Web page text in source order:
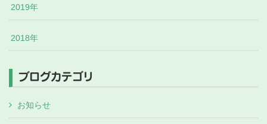
2019年
2018年
ブログカテゴリ
お知らせ